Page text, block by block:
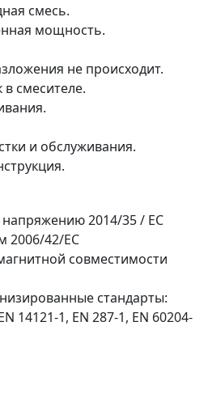
смесь.
мощность.
не происходит.
смесителе.
и обслуживания.
2014/35 / ЕС
2006/42/EC
совместимости
стандарты:
14121-1, EN 287-1, EN 60204-